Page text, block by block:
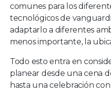
comunes para los
tecnológicos de
adaptarlo a diferentes
menos importante, la
Todo esto entra en
planear desde una cena
hasta una celebración